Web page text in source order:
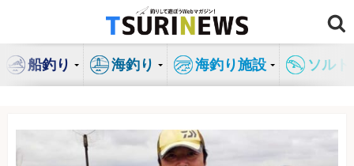
ン
船釣り 海釣り 海釣り施設 ソル